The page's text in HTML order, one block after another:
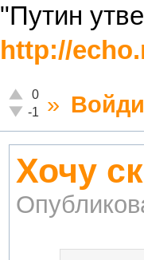
"Путин
http://
Отлично!
0
Неадекватно!
-1 »
Хочу